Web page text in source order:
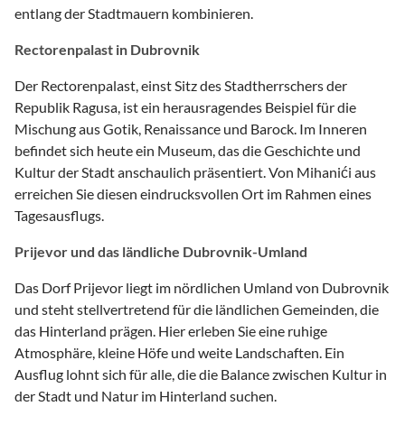
entlang der Stadtmauern kombinieren.
Rectorenpalast in Dubrovnik
Der Rectorenpalast, einst Sitz des Stadtherrschers der
Republik Ragusa, ist ein herausragendes Beispiel für die
Mischung aus Gotik, Renaissance und Barock. Im Inneren
befindet sich heute ein Museum, das die Geschichte und
Kultur der Stadt anschaulich präsentiert. Von Mihanići aus
erreichen Sie diesen eindrucksvollen Ort im Rahmen eines
Tagesausflugs.
Prijevor und das ländliche Dubrovnik-Umland
Das Dorf Prijevor liegt im nördlichen Umland von Dubrovnik
und steht stellvertretend für die ländlichen Gemeinden, die
das Hinterland prägen. Hier erleben Sie eine ruhige
Atmosphäre, kleine Höfe und weite Landschaften. Ein
Ausflug lohnt sich für alle, die die Balance zwischen Kultur in
der Stadt und Natur im Hinterland suchen.